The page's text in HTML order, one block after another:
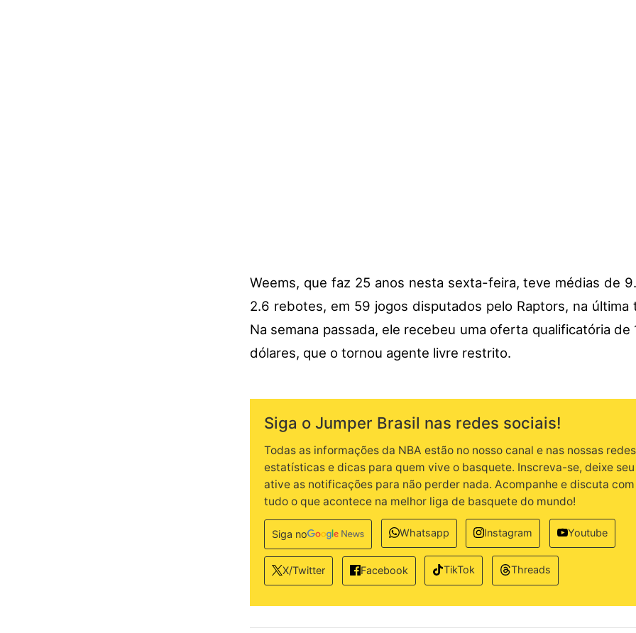
Weems, que faz 25 anos nesta sexta-feira, teve médias de
2.6 rebotes, em 59 jogos disputados pelo Raptors, na última
Na semana passada, ele recebeu uma oferta qualificatória de
dólares, que o tornou agente livre restrito.
Siga o Jumper Brasil nas redes sociais!
Todas as informações da NBA estão no nosso canal e nas nossas
estatísticas e dicas para quem vive o basquete. Inscreva-se, deixe
ative as notificações para não perder nada. Acompanhe e discuta
tudo o que acontece na melhor liga de basquete do mundo!
Siga no Whatsapp Instagram Youtube
X/Twitter Facebook TikTok Threads